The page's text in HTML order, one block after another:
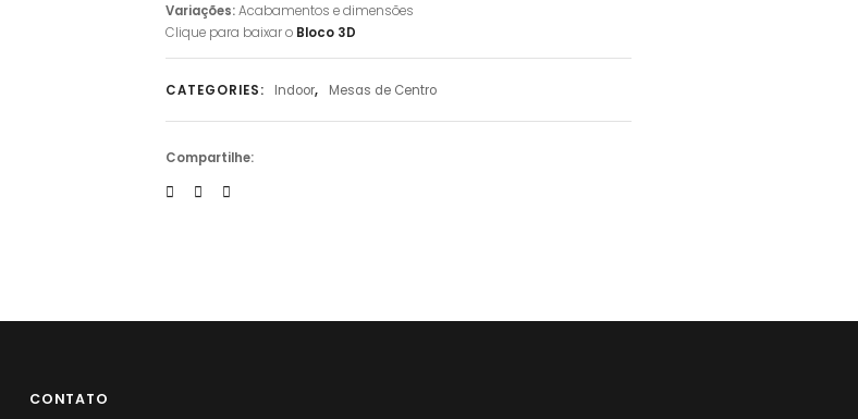
Variações:Acabamentos e dimensões
Clique para baixar o Bloco 3D
CATEGORIES: Indoor, Mesas de Centro
Compartilhe:
CONTATO